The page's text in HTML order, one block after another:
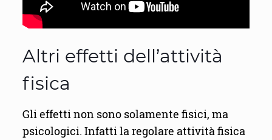
Altri effetti dell’attività
fisica
Gli effetti non sono solamente fisici, ma
psicologici. Infatti la regolare attività fisica